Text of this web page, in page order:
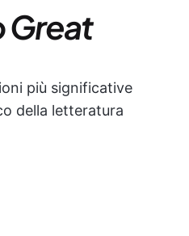
Great
più significative
della letteratura